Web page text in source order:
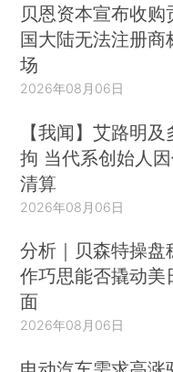
贝恩资本宣布收购
国大陆无法注册商
场
2026年08月06日
【我闻】艾路明
拘 当代系创始人
清算
2026年08月06日
分析｜贝森特操盘
作巧思能否撬动美
面
2026年08月06日